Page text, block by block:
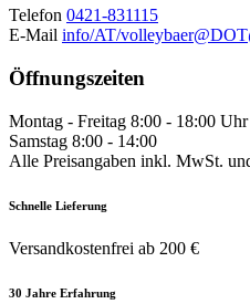
Telefon 0421-831115
E-Mail info/AT/
Öffnungszeiten
Montag - Freitag 8:00 - 18:00 Uhr
Samstag 8:00 - 14:00
Alle Preisangaben inkl. MwSt.
Schnelle Lieferung
Versandkostenfrei ab 200 €
30 Jahre Erfahrung